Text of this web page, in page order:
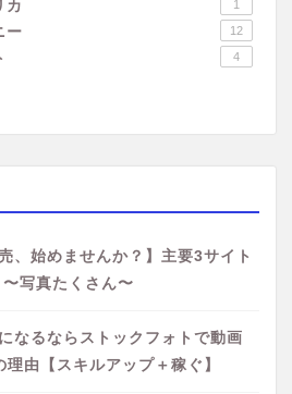
カ 1
ー 12
4
、始めませんか？】主要3サイト
写真たくさん〜
なるならストックフォトで動画
由【スキルアップ＋稼ぐ】